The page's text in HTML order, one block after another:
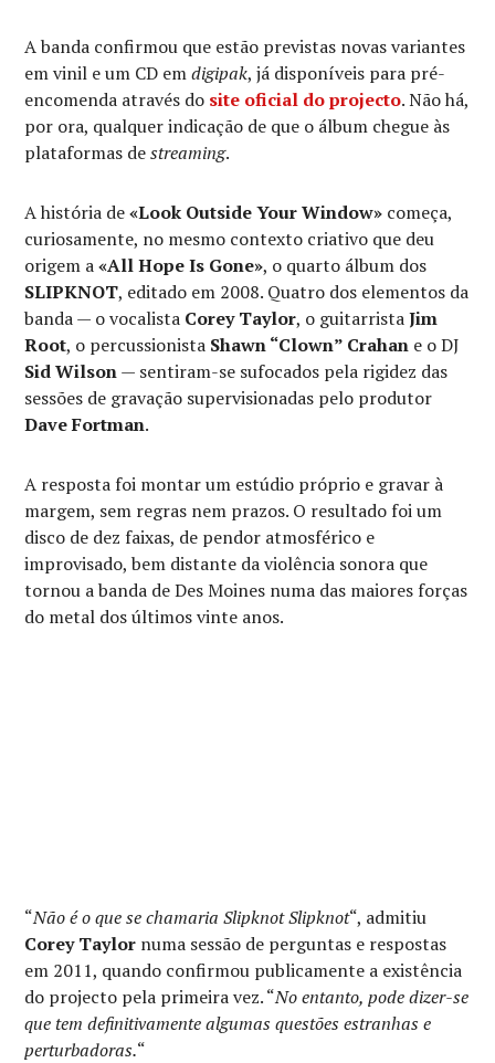
A banda confirmou que estão previstas novas variantes
em vinil e um CD emdigipak, já disponíveis para pré-
encomenda através do site oficial do projecto. Não há,
por ora, qualquer indicação de que o álbum chegue às
plataformas destreaming.
A história de«Look Outside Your Window» começa,
curiosamente, no mesmo contexto criativo que deu
origem a«All Hope Is Gone», o quarto álbum dos
SLIPKNOT, editado em 2008. Quatro dos elementos da
banda — o vocalista Corey Taylor, o guitarristaJim
Root, o percussionista Shawn “Clown” Crahan e o DJ
Sid Wilson— sentiram-se sufocados pela rigidez das
sessões de gravação supervisionadas pelo produtor
Dave Fortman.
A resposta foi montar um estúdio próprio e gravar à
margem, sem regras nem prazos. O resultado foi um
disco de dez faixas, de pendor atmosférico e
improvisado, bem distante da violência sonora que
tornou a banda de Des Moines numa das maiores forças
do metal dos últimos vinte anos.
“Não é o que se chamaria Slipknot Slipknot“, admitiu
Corey Taylor numa sessão de perguntas e respostas
em 2011, quando confirmou publicamente a existência
do projecto pela primeira vez. “No entanto, pode dizer-se
que tem definitivamente algumas questões estranhas e
perturbadoras.“